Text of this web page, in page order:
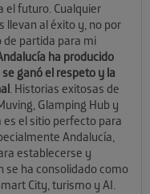
el futuro. Cualquier
llevan al éxito y, no por
de partida para mi
ha producido
ganó el respeto y la
. Historias exitosas de
Glamping Hub y
es el sitio perfecto para
Andalucía,
establecerse y
se ha consolidado como
City, turismo y AI.